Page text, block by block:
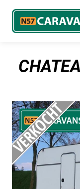
Inkoop
Export
Contact
Over N57 Caravans